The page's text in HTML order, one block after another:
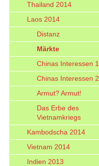
Thailand 2014
Laos 2014
Distanz
Märkte
Chinas Interessen 1
Chinas Interessen 2
Armut? Armut!
Das Erbe des
Vietnamkriegs
Kambodscha 2014
Vietnam 2014
Indien 2013